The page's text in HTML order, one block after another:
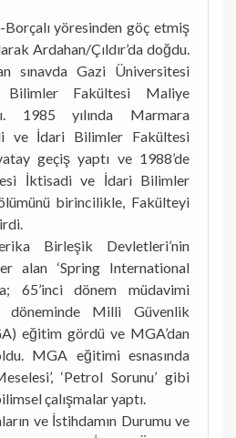
Borçalı yöresinden göç etmiş
Ardahan/Çıldır’da doğdu.
sınavda Gazi Üniversitesi
Fakültesi Maliye
1985 yılında Marmara
ve İdari Bilimler Fakültesi
geçiş yaptı ve 1988’de
İktisadi ve İdari Bilimler
birincilikle, Fakülteyi
Birleşik Devletleri’nin
alan ‘Spring International
65’inci dönem müdavimi
döneminde Milli Güvenlik
eğitim gördü ve MGA’dan
MGA eğitimi esnasında
‘Petrol Sorunu’ gibi
çalışmalar yaptı.
ve İstihdamın Durumu ve